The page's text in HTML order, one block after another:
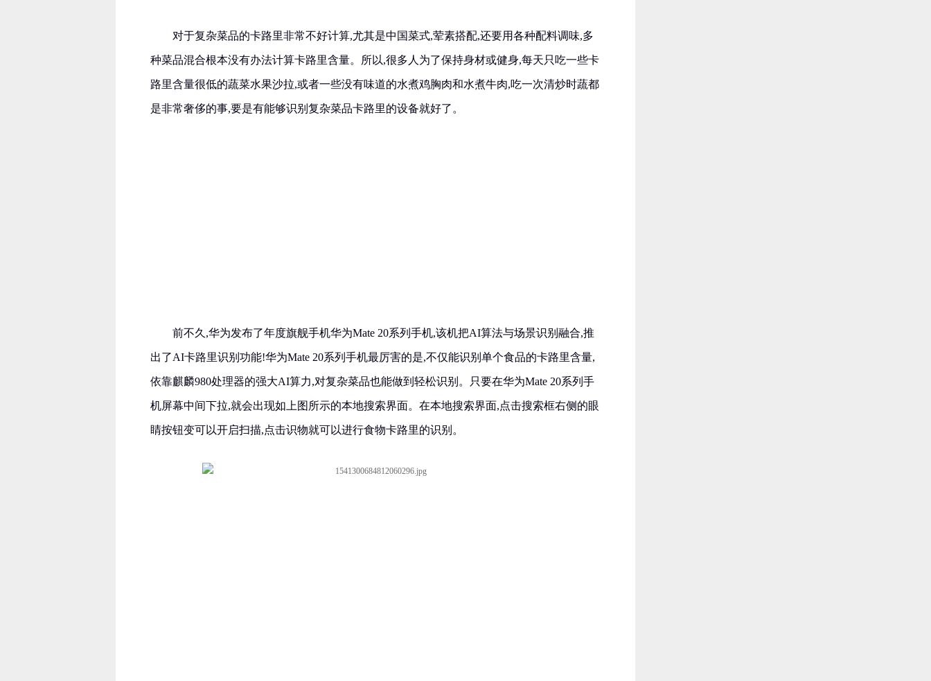
对于复杂菜品的卡路里非常不好计算,尤其是中国菜式,荤素搭配,还要用各种配料调味,多
种菜品混合根本没有办法计算卡路里含量。所以,很多人为了保持身材或健身,每天只吃一些卡
路里含量很低的蔬菜水果沙拉,或者一些没有味道的水煮鸡胸肉和水煮牛肉,吃一次清炒时蔬都
是非常奢侈的事,要是有能够识别复杂菜品卡路里的设备就好了。
前不久,华为发布了年度旗舰手机华为Mate 20系列手机,该机把AI算法与场景识别融合,推
出了AI卡路里识别功能!华为Mate 20系列手机最厉害的是,不仅能识别单个食品的卡路里含量,
依靠麒麟980处理器的强大AI算力,对复杂菜品也能做到轻松识别。只要在华为Mate 20系列手
机屏幕中间下拉,就会出现如上图所示的本地搜索界面。在本地搜索界面,点击搜索框右侧的眼
睛按钮变可以开启扫描,点击识物就可以进行食物卡路里的识别。